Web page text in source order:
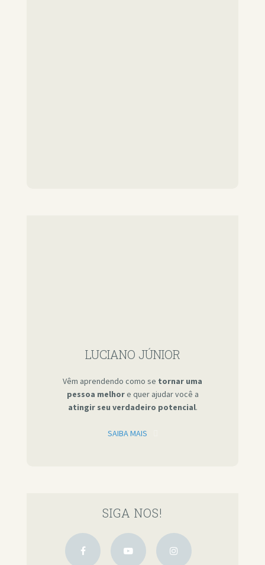
LUCIANO JÚNIOR
Vêm aprendendo como se tornar uma
pessoa melhore quer ajudar você a
atingir seu verdadeiro potencial.
SAIBA MAIS
SIGA NOS!